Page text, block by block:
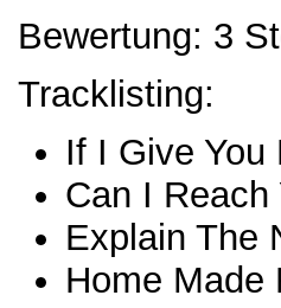
Bewertung: 3
Tracklisting:
If I Give You
Can I Reach
Explain The
Home Made